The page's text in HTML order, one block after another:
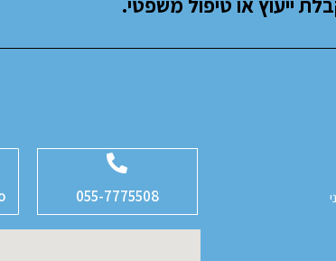
ייעוץ או טיפול משפטי.
055-7775508